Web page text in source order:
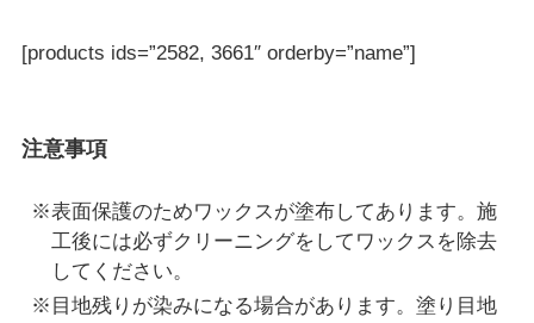
[products ids=”2582, 3661″ orderby=”name”]
注意事項
※表面保護のためワックスが塗布してあります。施
工後には必ずクリーニングをしてワックスを除去
してください。
※目地残りが染みになる場合があります。塗り目地